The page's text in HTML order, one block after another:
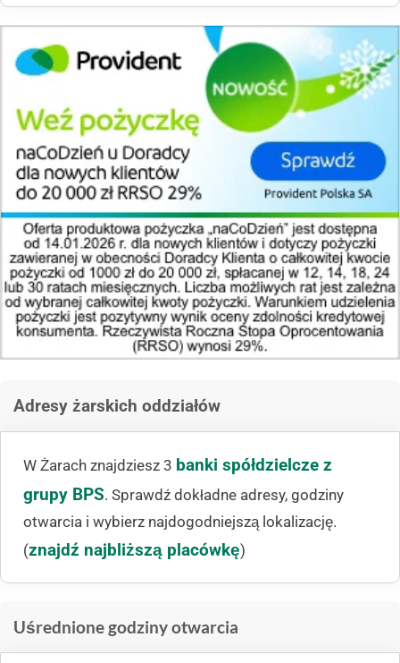
Adresy żarskich oddziałów
W Żarach znajdziesz 3 banki spółdzielcze z
grupy BPS. Sprawdź dokładne adresy, godziny
otwarcia i wybierz najdogodniejszą lokalizację.
(znajdź najbliższą placówkę)
Uśrednione godziny otwarcia